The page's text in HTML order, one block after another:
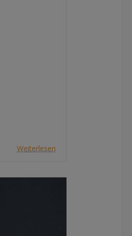
Weiterlesen